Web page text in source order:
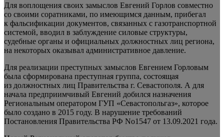
Для воплощения своих замыслов Евгений Горлов совместно
со своими соратниками, по имеющимся данным, прибегал
к фальсификации документов, связанных с газотранспортной
системой, вводил в заблуждение силовые структуры,
судебные органы и официальных должностных лиц региона,
на некоторых оказывал административное давление.
Для реализации преступных замыслов Евгением Горловым
была сформирована преступная группа, состоящая
из должностных лиц Правительства г. Севастополя. А для
начала предприимчивый Евгений добился назначения
Региональным оператором ГУП «Севастопольгаз», которое
было создано в 2015 году. В нарушение требований
Постановления Правительства РФ No1547 от 13.09.2021 года.